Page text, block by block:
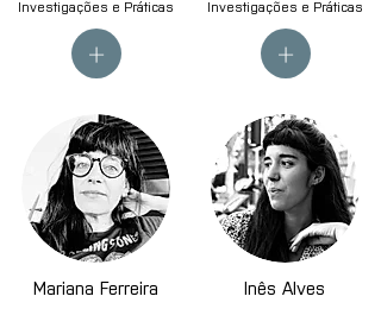
Investigações e Práticas
+
Mariana Ferreira
Investigações e Práticas
+
Inês Alves